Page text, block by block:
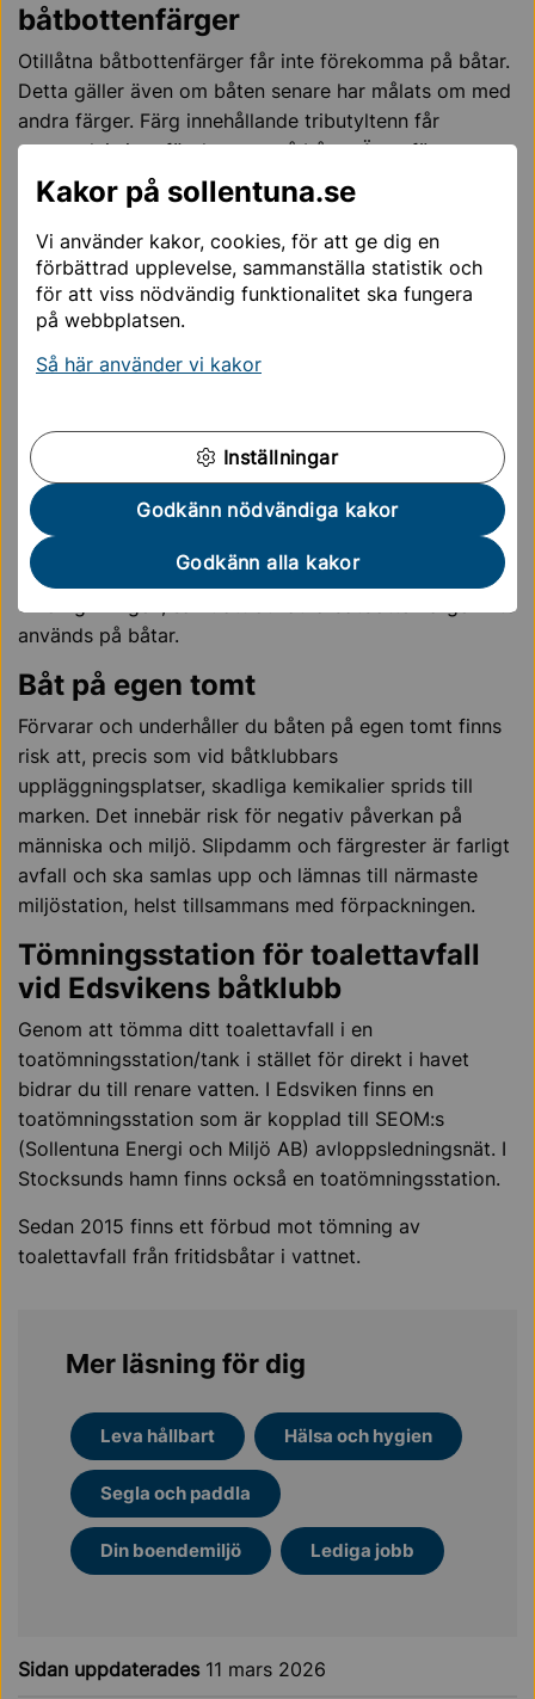
Kakor på sollentuna.se
Vi använder kakor, cookies, för att ge dig en
förbättrad upplevelse, sammanställa statistik och
för att viss nödvändig funktionalitet ska fungera
på webbplatsen.
Så här använder vi kakor
Inställningar
Godkänn nödvändiga kakor
Godkänn alla kakor
båtbottenfärger
Otillåtna båtbottenfärger får inte förekomma på båtar.
Detta gäller även om båten senare har målats om med
andra färger. Färg innehållande tributyltenn får
exempelvis inte förekomma på båtar. Även färger som
påstås vara miljövänliga kan vara giftiga i högre
koncentrationer. Att en färg är godkänd betyder inte
att den är giftfri. Därför bör du som båtägare alltid
överväga alternativa metoder för att avlägsna påväxt
på din båt.
5 sätt att slippa bottenmåla
Tillåtna båtbottenfärger – om du måste måla!
Båtklubbens ansvar
Båtklubbar, i egenskap av verksamhetsutövare,
ansvarar för att säkerställa att kemikalier inte läcker ut
till omgivningen, samt att otillåtna båtbottenfärger inte
används på båtar.
Båt på egen tomt
Förvarar och underhåller du båten på egen tomt finns
risk att, precis som vid båtklubbars
uppläggningsplatser, skadliga kemikalier sprids till
marken. Det innebär risk för negativ påverkan på
människa och miljö. Slipdamm och färgrester är farligt
avfall och ska samlas upp och lämnas till närmaste
miljöstation, helst tillsammans med förpackningen.
Tömningsstation för toalettavfall
vid Edsvikens båtklubb
Genom att tömma ditt toalettavfall i en
toatömningsstation/tank i stället för direkt i havet
bidrar du till renare vatten. I Edsviken finns en
toatömningsstation som är kopplad till SEOM:s
(Sollentuna Energi och Miljö AB) avloppsledningsnät. I
Stocksunds hamn finns också en toatömningsstation.
Sedan 2015 finns ett förbud mot tömning av
toalettavfall från fritidsbåtar i vattnet.
Mer läsning för dig
Leva hållbart Hälsa och hygien
Segla och paddla
Din boendemiljö Lediga jobb
Sidan uppdaterades 11 mars 2026